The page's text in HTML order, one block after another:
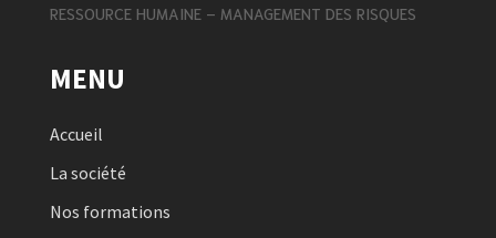
RESSOURCE HUMAINE – MANAGEMENT DES RISQUES
MENU
Accueil
La société
Nos formations